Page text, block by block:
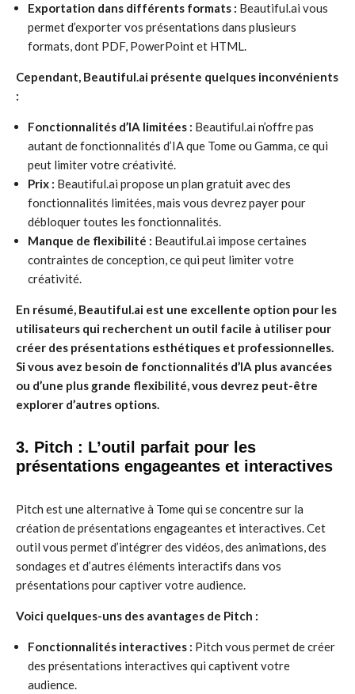
Exportation dans différents formats : Beautiful.ai vous
permet d’exporter vos présentations dans plusieurs
formats, dont PDF, PowerPoint et HTML.
Cependant, Beautiful.ai présente quelques inconvénients
:
Fonctionnalités d’IA limitées : Beautiful.ai n’offre pas
autant de fonctionnalités d’IA que Tome ou Gamma, ce qui
peut limiter votre créativité.
Prix : Beautiful.ai propose un plan gratuit avec des
fonctionnalités limitées, mais vous devrez payer pour
débloquer toutes les fonctionnalités.
Manque de flexibilité : Beautiful.ai impose certaines
contraintes de conception, ce qui peut limiter votre
créativité.
En résumé, Beautiful.ai est une excellente option pour les
utilisateurs qui recherchent un outil facile à utiliser pour
créer des présentations esthétiques et professionnelles.
Si vous avez besoin de fonctionnalités d’IA plus avancées
ou d’une plus grande flexibilité, vous devrez peut-être
explorer d’autres options.
3. Pitch : L’outil parfait pour les
présentations engageantes et interactives
Pitch est une alternative à Tome qui se concentre sur la
création de présentations engageantes et interactives. Cet
outil vous permet d’intégrer des vidéos, des animations, des
sondages et d’autres éléments interactifs dans vos
présentations pour captiver votre audience.
Voici quelques-uns des avantages de Pitch :
Fonctionnalités interactives : Pitch vous permet de créer
des présentations interactives qui captivent votre
audience.